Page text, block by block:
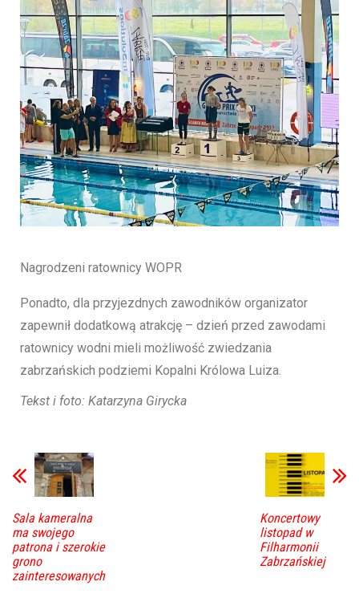
Nagrodzeni ratownicy WOPR
Ponadto, dla przyjezdnych zawodników organizator
zapewnił dodatkową atrakcję – dzień przed zawodami
ratownicy wodni mieli możliwość zwiedzania
zabrzańskich podziemi Kopalni Królowa Luiza.
Tekst i foto: Katarzyna Girycka
Sala kameralna
ma swojego
patrona i szerokie
grono
zainteresowanych
Koncertowy
listopad w
Filharmonii
Zabrzańskiej